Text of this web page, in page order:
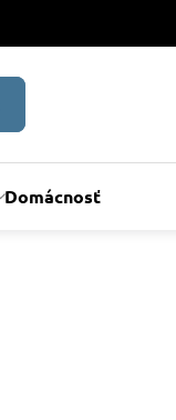
Domácnosť